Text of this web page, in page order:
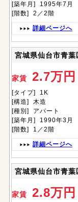
[築年月] 1995年7月
[階数] 2／2階
詳細ページへ
宮城県仙台市青葉
家賃 2.7万円
[タイプ] 1K
[構造] 木造
[種別] アパート
[築年月] 1990年3月
[階数] 1／2階
詳細ページへ
宮城県仙台市青葉
家賃 2.8万円